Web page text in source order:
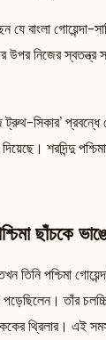
যে বাংলা
উপর নিজের
সিকার’ প্রবন্ধে
শরদিন্দু
ছাঁচকে
তিনি পশ্চিমা
পড়েছিলেন। তাঁর
থ্রিলার। এই